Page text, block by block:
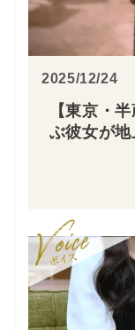
2025/12/24
【東京・
ぶ彼女が